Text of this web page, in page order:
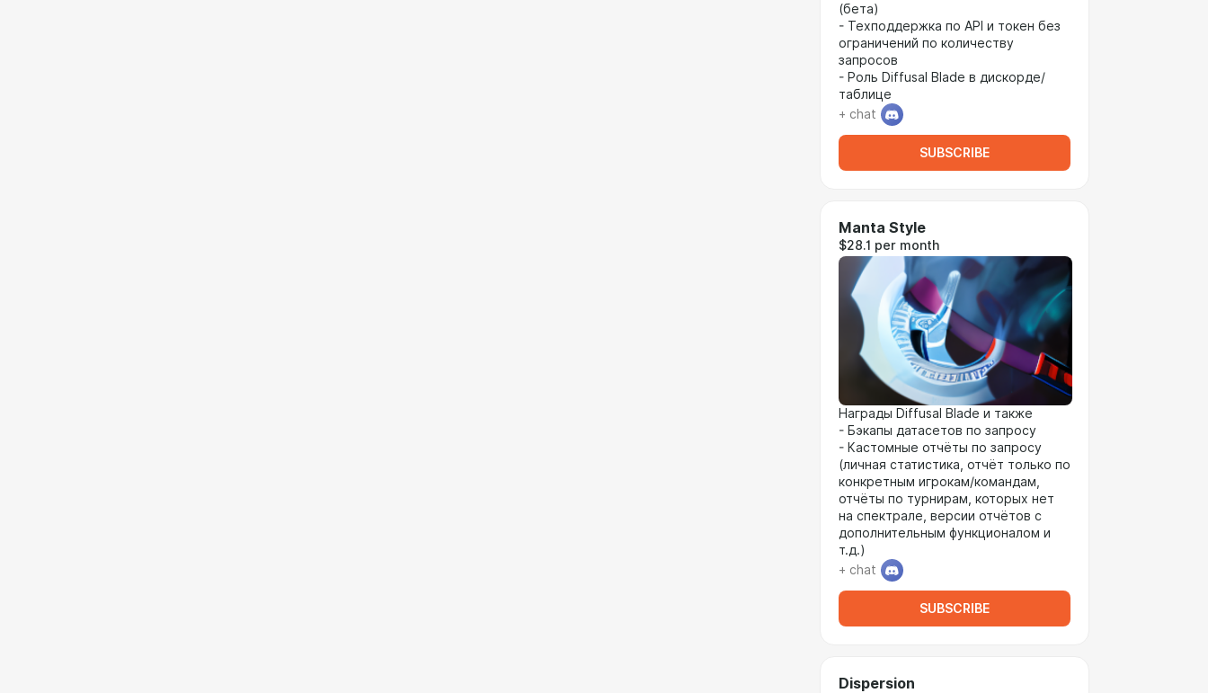
(бета)
- Техподдержка по API и токен без
ограничений по количеству
запросов
- Роль Diffusal Blade в дискорде/
таблице
+ chat
SUBSCRIBE
Manta Style
$28.1 per month
Награды Diffusal Blade и также
- Бэкапы датасетов по запросу
- Кастомные отчёты по запросу
(личная статистика, отчёт только по
конкретным игрокам/командам,
отчёты по турнирам, которых нет
на спектрале, версии отчётов с
дополнительным функционалом и
т.д.)
+ chat
SUBSCRIBE
Dispersion